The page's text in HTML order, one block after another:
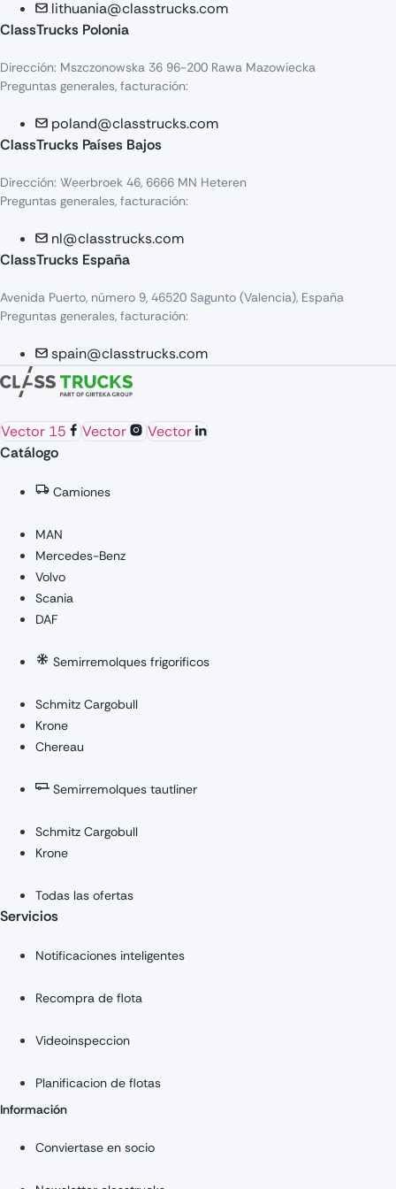
lithuania@classtrucks.com
ClassTrucks Polonia
Dirección: Mszczonowska 36 96-200 Rawa Mazowiecka
Preguntas generales, facturación:
poland@classtrucks.com
ClassTrucks Países Bajos
Dirección: Weerbroek 46, 6666 MN Heteren
Preguntas generales, facturación:
nl@classtrucks.com
ClassTrucks España
Avenida Puerto, número 9, 46520 Sagunto (Valencia), España
Preguntas generales, facturación:
spain@classtrucks.com
Vector 15 Vector
Vector
Catálogo
Camiones
MAN
Mercedes-Benz
Volvo
Scania
DAF
Semirremolques frigorificos
Schmitz Cargobull
Krone
Chereau
Semirremolques tautliner
Schmitz Cargobull
Krone
Todas las ofertas
Servicios
Notificaciones inteligentes
Recompra de flota
Videoinspeccion
Planificacion de flotas
Información
Conviertase en socio